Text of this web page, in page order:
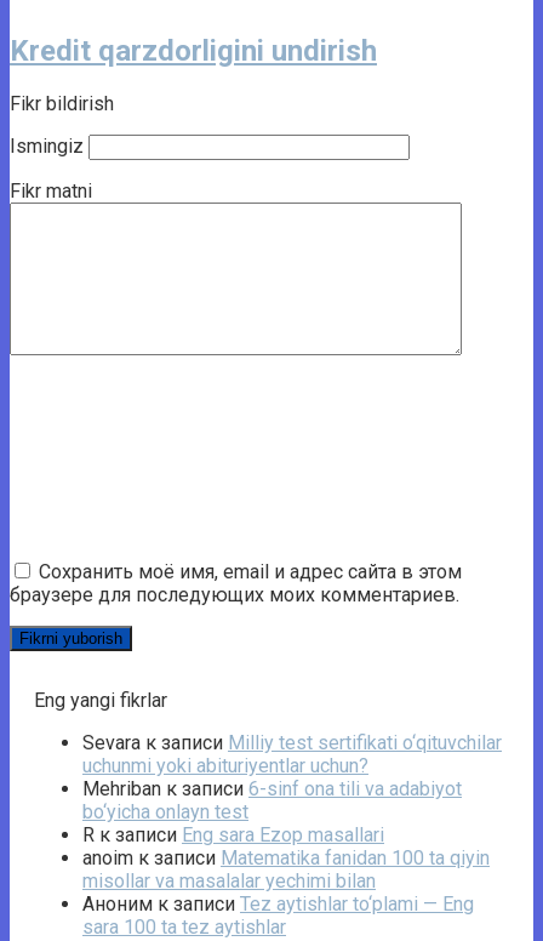
Kredit qarzdorligini undirish
Fikr bildirish
Ismingiz
Fikr matni
Сохранить моё имя, email и адрес сайта в этом
браузере для последующих моих комментариев.
Eng yangi fikrlar
Sevara к записи Milliy test sertifikati o‘qituvchilar
uchunmi yoki abituriyentlar uchun?
Mehriban к записи 6-sinf ona tili va adabiyot
bo‘yicha onlayn test
R к записи Eng sara Ezop masallari
anoim к записи Matematika fanidan 100 ta qiyin
misollar va masalalar yechimi bilan
Аноним к записи Tez aytishlar to‘plami — Eng
sara 100 ta tez aytishlar